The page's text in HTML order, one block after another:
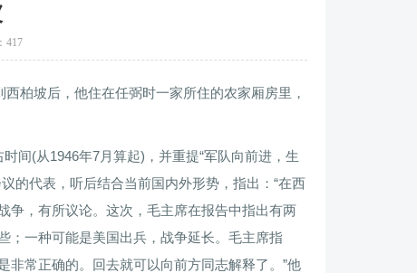
417
柏坡后，他住在任弼时一家所住的农家厢房里，
间(从1946年7月算起)，并重提“军队向前进，生
的代表，听后结合当前国内外形势，指出：“在西
争，有所议论。这次，毛主席在报告中指出有两
；一种可能是美国出兵，战争延长。毛主席指
常正确的。回去就可以向前方同志解释了。”他